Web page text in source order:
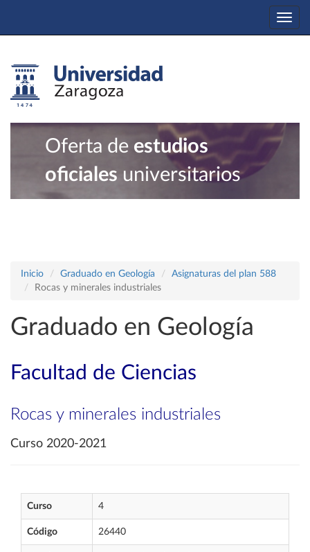
Oferta de estudios
oficiales universitarios
Inicio Graduado en Geología
Asignaturas del plan 588
Rocas y minerales industriales
Graduado en Geología
Facultad de Ciencias
Rocas y minerales industriales
Curso 2020-2021
Curso 4
Código 26440